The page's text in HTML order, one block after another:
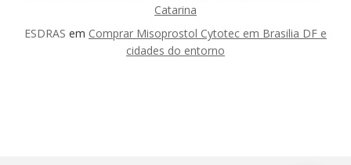
Catarina
ESDRAS em Comprar Misoprostol Cytotec em Brasilia DF e
cidades do entorno